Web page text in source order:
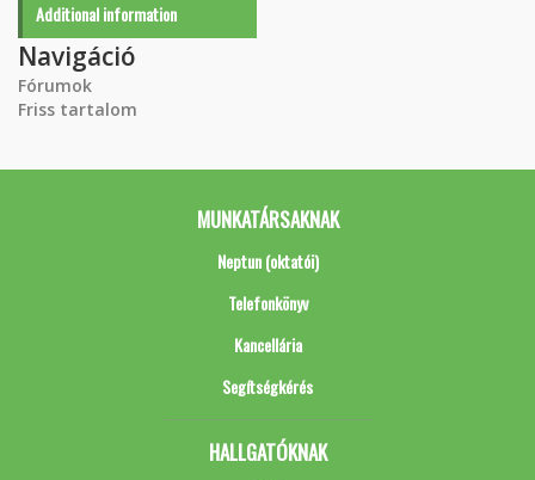
Additional information
Navigáció
Fórumok
Friss tartalom
MUNKATÁRSAKNAK
Neptun (oktatói)
Telefonkönyv
Kancellária
Segítségkérés
HALLGATÓKNAK